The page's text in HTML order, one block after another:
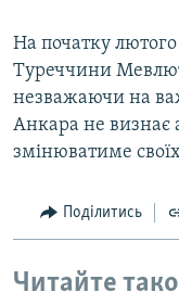
На початку
Туреччини
незважаючи на
Анкара не визнає
змінюватиме
Поділитись
Читайте